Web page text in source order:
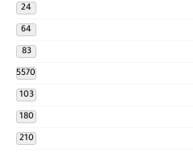
24
64
83
5570
103
180
210